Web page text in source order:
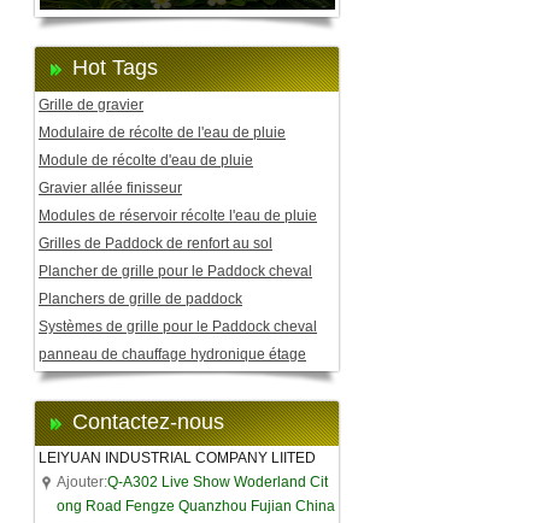
Hot Tags
Grille de gravier
Modulaire de récolte de l'eau de pluie
Module de récolte d'eau de pluie
Gravier allée finisseur
Modules de réservoir récolte l'eau de pluie
Grilles de Paddock de renfort au sol
Plancher de grille pour le Paddock cheval
Planchers de grille de paddock
Systèmes de grille pour le Paddock cheval
panneau de chauffage hydronique étage
Contactez-nous
LEIYUAN INDUSTRIAL COMPANY LIITED
Ajouter:Q-A302 Live Show Woderland Cit
ong Road Fengze Quanzhou Fujian China